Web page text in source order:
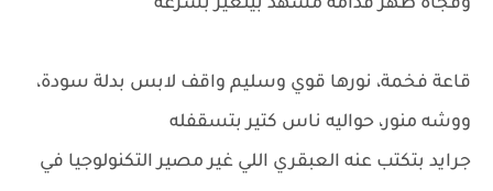
وفجأة ظهر قدامه مشهد بيتغير بسرعة
قاعة فخمة، نورها قوي وسليم واقف لابس بدلة سودة،
ووشه منور، حواليه ناس كتير بتسقفله
جرايد بتكتب عنه العبقري اللي غير مصير التكنولوجيا في